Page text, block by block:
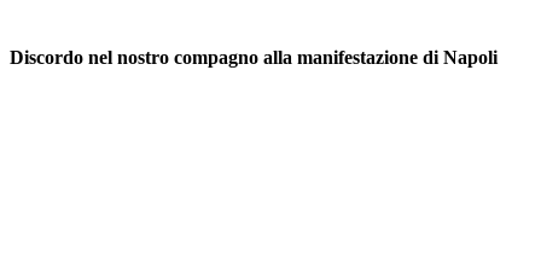
Discordo nel nostro compagno alla manifestazione di Napoli